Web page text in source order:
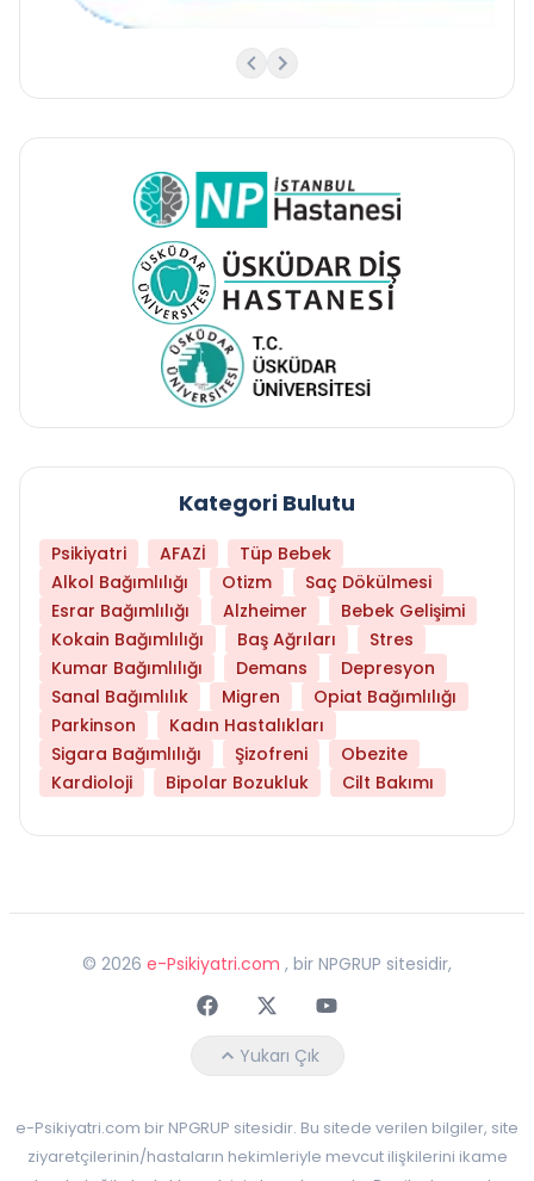
Kategori Bulutu
Psikiyatri AFAZİ
Tüp Bebek
Alkol Bağımlılığı
Otizm
Saç Dökülmesi
Esrar Bağımlılığı
Alzheimer
Bebek Gelişimi
Kokain Bağımlılığı
Baş Ağrıları
Stres
Kumar Bağımlılığı
Demans
Depresyon
Sanal Bağımlılık
Migren
Opiat Bağımlılığı
Parkinson
Kadın Hastalıkları
Sigara Bağımlılığı
Şizofreni
Obezite
Kardioloji
Bipolar Bozukluk Cilt Bakımı
© 2026 e-Psikiyatri.com , bir NPGRUP sitesidir,
FaceebokTwitterYoutube
Yukarı Çık
e-Psikiyatri.com bir NPGRUP sitesidir. Bu sitede verilen bilgiler, site
ziyaretçilerinin/hastaların hekimleriyle mevcut ilişkilerini ikame